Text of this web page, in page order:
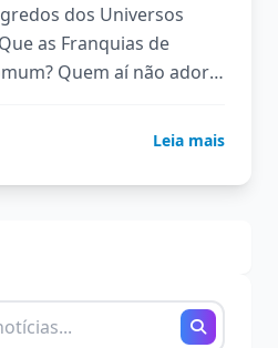
dos Universos
as Franquias de
Quem aí não adora
Leia mais